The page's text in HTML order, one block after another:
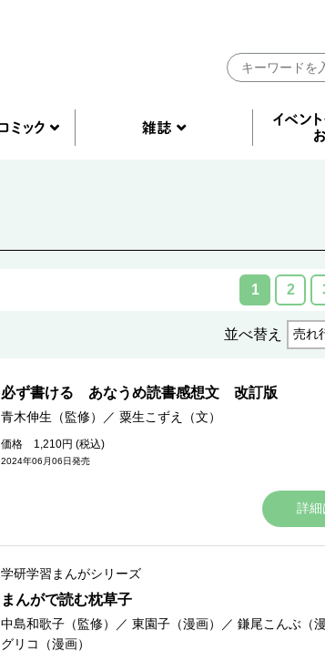
1 2
並べ替え
必ず書ける あなうめ読書感想文 改訂版
青木伸生（監修） ／ 粟生こずえ（文）
価格 1,210円 (税込)
2024年06月06日発売
詳細
学研学習まんがシリーズ
まんがで読む枕草子
中島和歌子（監修） ／ 東園子（漫画） ／ 鎌尾こんぶ（漫
グリコ（漫画）